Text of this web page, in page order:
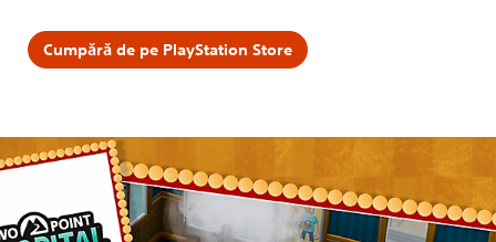
Cumpără de pe PlayStation Store